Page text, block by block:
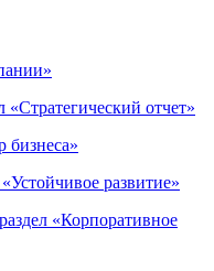
«Стратегический отчет»
бизнеса»
«Устойчивое развитие»
«Корпоративное